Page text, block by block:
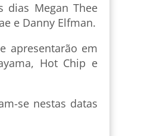
dias Megan Thee
e Danny Elfman.
apresentarão em
Hot Chip e
se nestas datas